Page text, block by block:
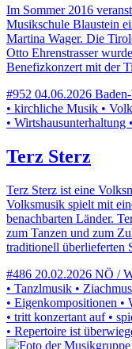
Im Sommer 2016
Musikschule Blaustein
Martina Wager. Die
Otto Ehrenstrasser
Benefizkonzert mit der
#952 04.06.2026
• kirchliche Musik •
• Wirtshausunterhaltung
Terz Sterz
Terz Sterz ist eine
Volksmusik spielt mit
benachbarten Länder.
zum Tanzen und zum
traditionell überlieferten
#486 20.02.2026 NÖ /
• Tanzlmusik •
• Eigenkompositionen •
• tritt konzertant auf •
• Repertoire ist